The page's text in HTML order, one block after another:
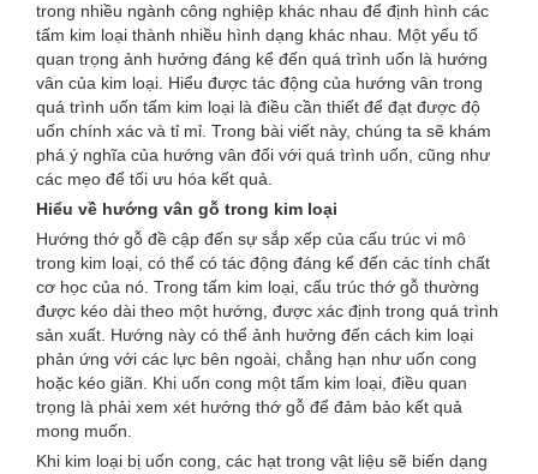
trong nhiều ngành công nghiệp khác nhau để định hình các
tấm kim loại thành nhiều hình dạng khác nhau. Một yếu tố
quan trọng ảnh hưởng đáng kể đến quá trình uốn là hướng
vân của kim loại. Hiểu được tác động của hướng vân trong
quá trình uốn tấm kim loại là điều cần thiết để đạt được độ
uốn chính xác và tỉ mỉ. Trong bài viết này, chúng ta sẽ khám
phá ý nghĩa của hướng vân đối với quá trình uốn, cũng như
các mẹo để tối ưu hóa kết quả.
Hiểu về hướng vân gỗ trong kim loại
Hướng thớ gỗ đề cập đến sự sắp xếp của cấu trúc vi mô
trong kim loại, có thể có tác động đáng kể đến các tính chất
cơ học của nó. Trong tấm kim loại, cấu trúc thớ gỗ thường
được kéo dài theo một hướng, được xác định trong quá trình
sản xuất. Hướng này có thể ảnh hưởng đến cách kim loại
phản ứng với các lực bên ngoài, chẳng hạn như uốn cong
hoặc kéo giãn. Khi uốn cong một tấm kim loại, điều quan
trọng là phải xem xét hướng thớ gỗ để đảm bảo kết quả
mong muốn.
Khi kim loại bị uốn cong, các hạt trong vật liệu sẽ biến dạng